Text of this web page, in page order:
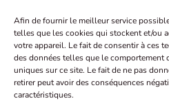
Afin de fournir le meilleur service
telles que les cookies qui stockent et/ou
votre appareil. Le fait de consentir à ces
des données telles que le
uniques sur ce site. Le fait de ne pas
retirer peut avoir des conséquences
caractéristiques.
Références
Nouveautés
l'équipe
Carrière
Certificats et
déclarations